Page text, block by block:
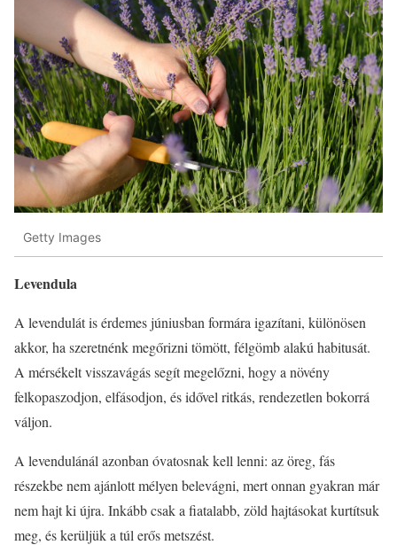
Getty Images
Levendula
A levendulát is érdemes júniusban formára igazítani, különösen
akkor, ha szeretnénk megőrizni tömött, félgömb alakú habitusát.
A mérsékelt visszavágás segít megelőzni, hogy a növény
felkopaszodjon, elfásodjon, és idővel ritkás, rendezetlen bokorrá
váljon.
A levendulánál azonban óvatosnak kell lenni: az öreg, fás
részekbe nem ajánlott mélyen belevágni, mert onnan gyakran már
nem hajt ki újra. Inkább csak a fiatalabb, zöld hajtásokat kurtítsuk
meg, és kerüljük a túl erős metszést.